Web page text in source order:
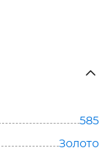
585
Золото